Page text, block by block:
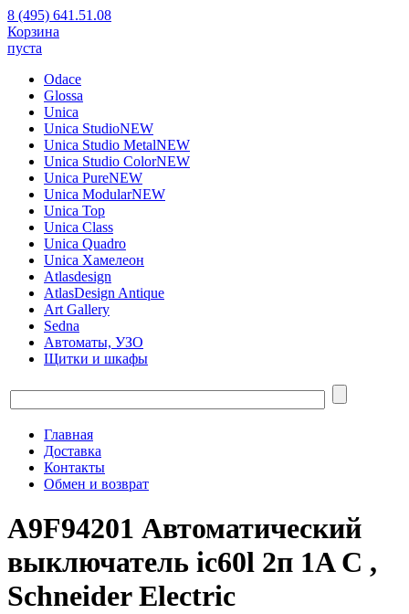
8 (495) 641.51.08
Корзина
пуста
Odace
Glossa
Unica
Unica StudioNEW
Unica Studio MetalNEW
Unica Studio ColorNEW
Unica PureNEW
Unica ModularNEW
Unica Top
Unica Class
Unica Quadro
Unica Хамелеон
Atlasdesign
AtlasDesign Antique
Art Gallery
Sedna
Автоматы, УЗО
Щитки и шкафы
Главная
Доставка
Контакты
Обмен и возврат
A9F94201 Автоматический
выключатель ic60l 2п 1A C ,
Schneider Electric